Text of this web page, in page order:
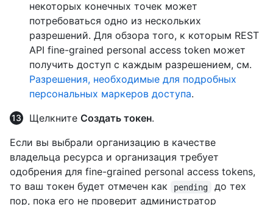
некоторых конечных точек может
потребоваться одно из нескольких
разрешений. Для обзора того, к которым REST
API fine-grained personal access token может
получить доступ с каждым разрешением, см.
Разрешения, необходимые для подробных
персональных маркеров доступа.
Щелкните Создать токен.
Если вы выбрали организацию в качестве
владельца ресурса и организация требует
одобрения для fine-grained personal access tokens,
то ваш токен будет отмечен как
pending
до тех
пор, пока его не проверит администратор